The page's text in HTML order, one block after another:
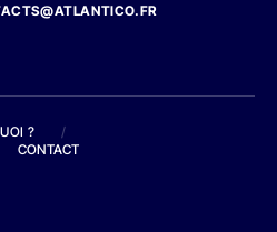
?
/
CONTACT